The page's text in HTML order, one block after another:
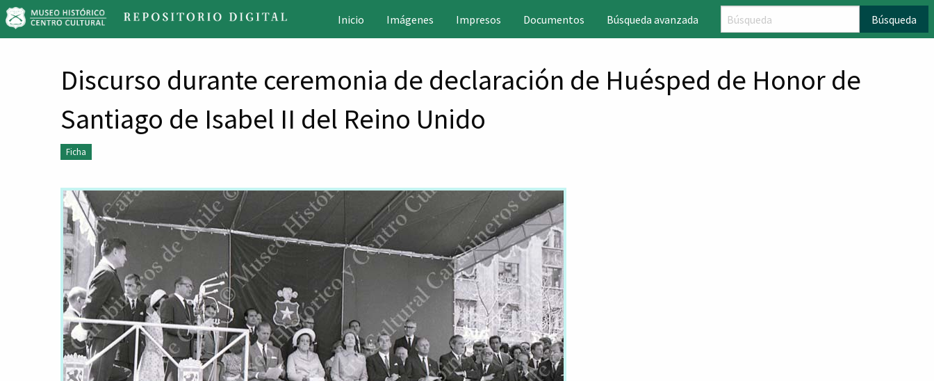
Repositorio
Digital
Inicio Imágenes Impresos Documentos Búsqueda avanzada Búsqueda
Discurso durante ceremonia de declaración de Huésped de Honor de
Santiago de Isabel II del Reino Unido
Ficha